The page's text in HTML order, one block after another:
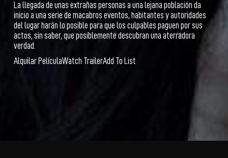
La llegada de unas extrañas personas a una lejana población da
inicio a una serie de macabros eventos, habitantes y autoridades
del lugar harán lo posible para que los culpables paguen por sus
actos, sin saber, que posiblemente descubran una aterradora
verdad.
Alquilar PelículaWatch TrailerAdd To List